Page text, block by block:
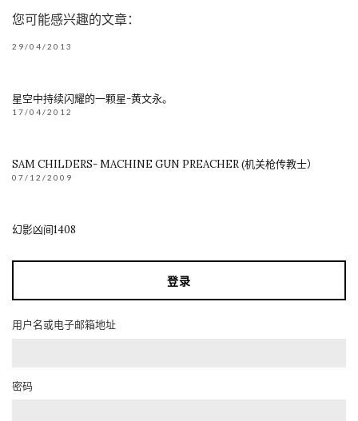
您可能感兴趣的文章：
29/04/2013
星空中持续闪耀的一颗星-黄文永。
17/04/2012
SAM CHILDERS- MACHINE GUN PREACHER (机关枪传教士）
07/12/2009
幻影凶间1408
登录
用户名或电子邮箱地址
密码